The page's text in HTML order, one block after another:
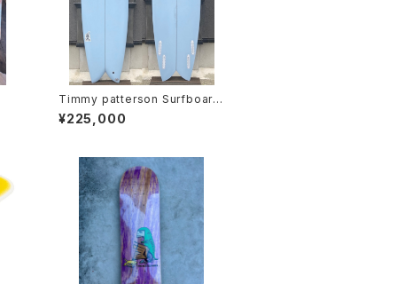
Timmy patterson Surfboard
s Devil Fish 5'4''QUAD エアー
ブラシ
¥225,000